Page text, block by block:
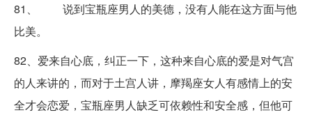
81、 说到宝瓶座男人的美德，没有人能在这方面与他
比美。
82、爱来自心底，纠正一下，这种来自心底的爱是对气宫
的人来讲的，而对于土宫人讲，摩羯座女人有感情上的安
全才会恋爱，宝瓶座男人缺乏可依赖性和安全感，但他可